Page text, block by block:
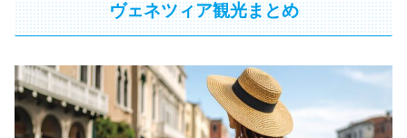
ヴェネツィア観光まとめ